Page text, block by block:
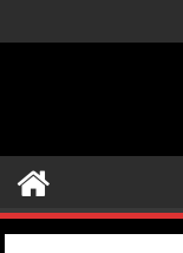
al